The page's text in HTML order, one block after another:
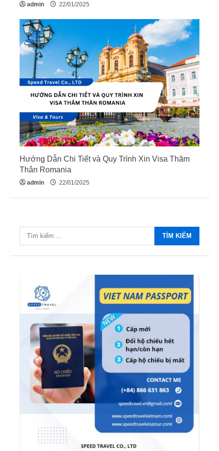
admin 22/01/2025
Hướng Dẫn Chi Tiết và Quy Trình Xin Visa Thăm
Thân Romania
admin 22/01/2025
Tìm
kiếm